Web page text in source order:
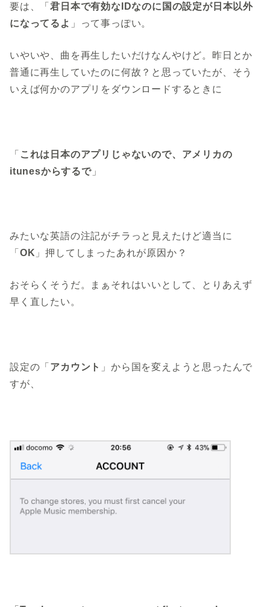
要は、「君日本で有効なIDなのに国の設定が日本以外
になってるよ 」って事っぽい。
いやいや、曲を再生したいだけなんやけど。昨日とか
普通に再生していたのに何故？と思っていたが、そう
いえば何かのアプリをダウンロードするときに
「 これは日本のアプリじゃないので、アメリカの
itunesからするで」
みたいな英語の注記がチラっと見えたけど適当に
「 OK 」押してしまったあれが原因か？
おそらくそうだ。まぁそれはいいとして、とりあえず
早く直したい。
設定の「 アカウント 」から国を変えようと思ったんで
すが、